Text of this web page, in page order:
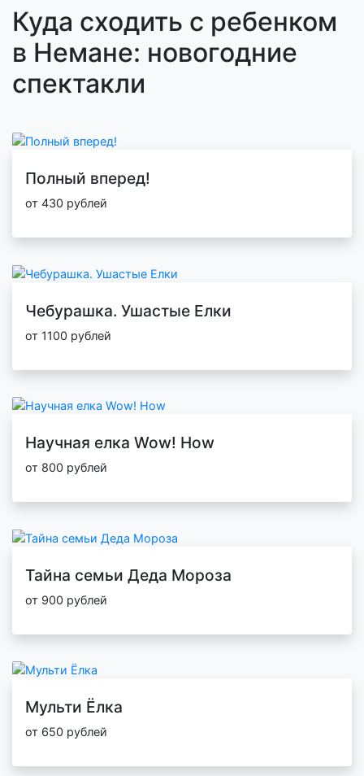
Куда сходить с ребенком
в Немане: новогодние
спектакли
Полный вперед!
от 430 рублей
Чебурашка. Ушастые Елки
от 1100 рублей
Научная елка Wow! How
от 800 рублей
Тайна семьи Деда Мороза
от 900 рублей
Мульти Ёлка
от 650 рублей